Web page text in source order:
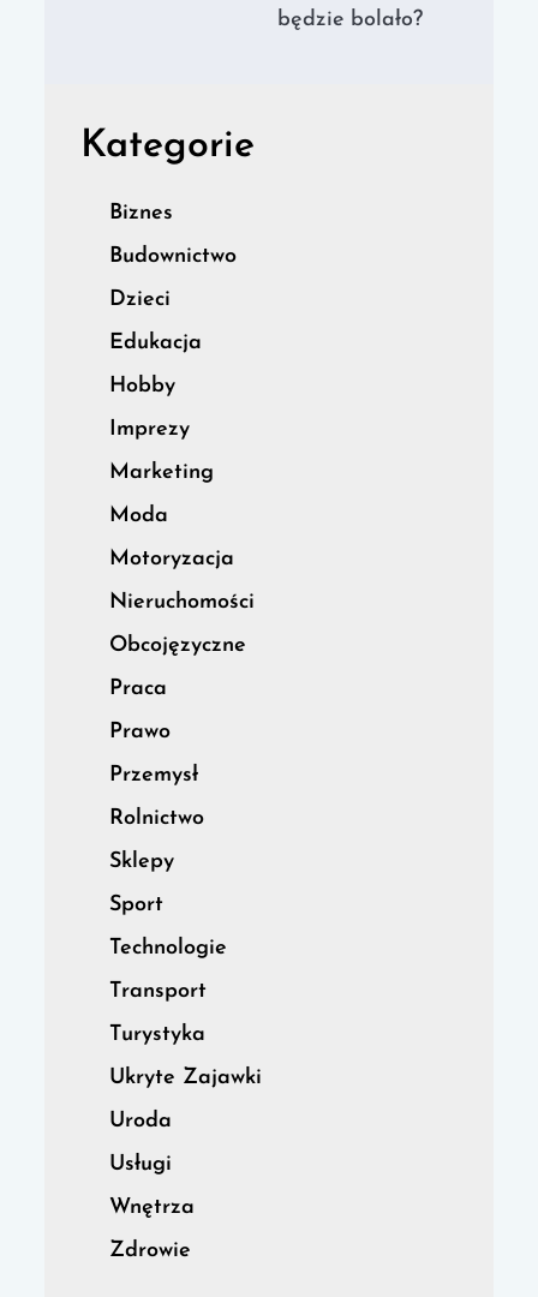
będzie bolało?
Kategorie
Biznes
Budownictwo
Dzieci
Edukacja
Hobby
Imprezy
Marketing
Moda
Motoryzacja
Nieruchomości
Obcojęzyczne
Praca
Prawo
Przemysł
Rolnictwo
Sklepy
Sport
Technologie
Transport
Turystyka
Ukryte Zajawki
Uroda
Usługi
Wnętrza
Zdrowie